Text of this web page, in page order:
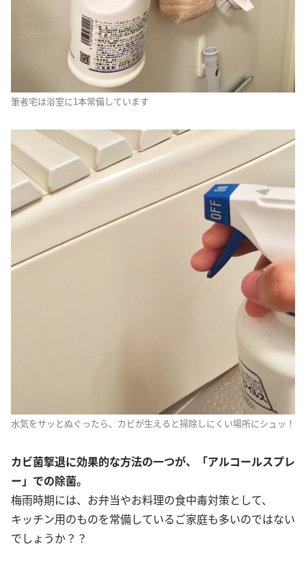
筆者宅は浴室に1本常備しています
水気をサッとぬぐったら、カビが生えると掃除しにくい場所にシュッ！
カビ菌撃退に効果的な方法の一つが、「アルコールスプレ
ー」での除菌。
梅雨時期には、お弁当やお料理の食中毒対策として、
キッチン用のものを常備しているご家庭も多いのではない
でしょうか？？